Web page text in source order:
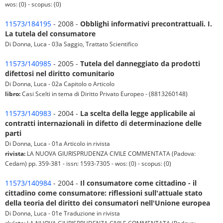
wos: (0) - scopus: (0)
11573/184195 - 2008 - Obblighi informativi precontrattuali. I.
La tutela del consumatore
Di Donna, Luca - 03a Saggio, Trattato Scientifico
11573/140985 - 2005 - Tutela del danneggiato da prodotti
difettosi nel diritto comunitario
Di Donna, Luca - 02a Capitolo o Articolo
libro:Casi Scelti in tema di Diritto Privato Europeo - (8813260148)
11573/140983 - 2004 - La scelta della legge applicabile ai
contratti internazionali in difetto di determinazione delle
parti
Di Donna, Luca - 01a Articolo in rivista
rivista: LA NUOVA GIURISPRUDENZA CIVILE COMMENTATA (Padova:
Cedam) pp. 359-381 - issn: 1593-7305 - wos: (0) - scopus: (0)
11573/140984 - 2004 - Il consumatore come cittadino - il
cittadino come consumatore: riflessioni sull'attuale stato
della teoria del diritto dei consumatori nell'Unione europea
Di Donna, Luca - 01e Traduzione in rivista